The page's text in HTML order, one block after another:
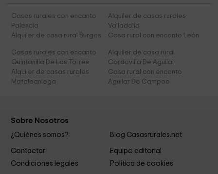
Casas rurales con encanto
Palencia
Alquiler de casas rurales
Valladolid
Alquiler de casa rural Burgos
Casa rural con encanto León
Casas rurales con encanto
Quintanilla De Las Torres
Alquiler de casa rural
Cordovilla De Aguilar
Alquiler de casas rurales
Matalbaniega
Casa rural con encanto
Aguilar De Campoo
Sobre Nosotros
¿Quiénes somos? Blog Casasrurales.net
Contactar
Equipo editorial
Condiciones legales
Política de cookies